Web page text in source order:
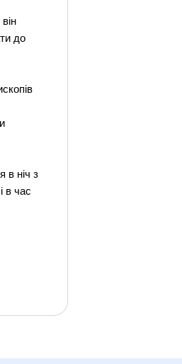
до
в ніч з
в час